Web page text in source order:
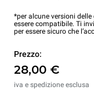
*per alcune versioni
essere compatibile. Ti
per essere sicuro che
Prezzo:
28,00 €
iva e spedizione esclusa